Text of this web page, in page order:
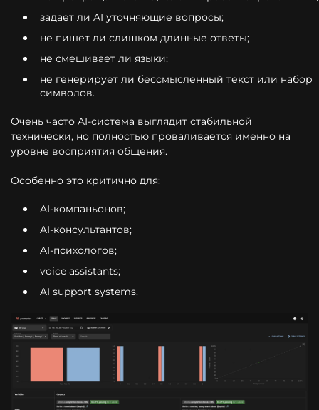
задает ли AI уточняющие вопросы;
не пишет ли слишком длинные ответы;
не смешивает ли языки;
не генерирует ли бессмысленный текст или набор
символов.
Очень часто AI-система выглядит стабильной
технически, но полностью проваливается именно на
уровне восприятия общения.
Особенно это критично для:
AI-компаньонов;
AI-консультантов;
AI-психологов;
voice assistants;
AI support systems.